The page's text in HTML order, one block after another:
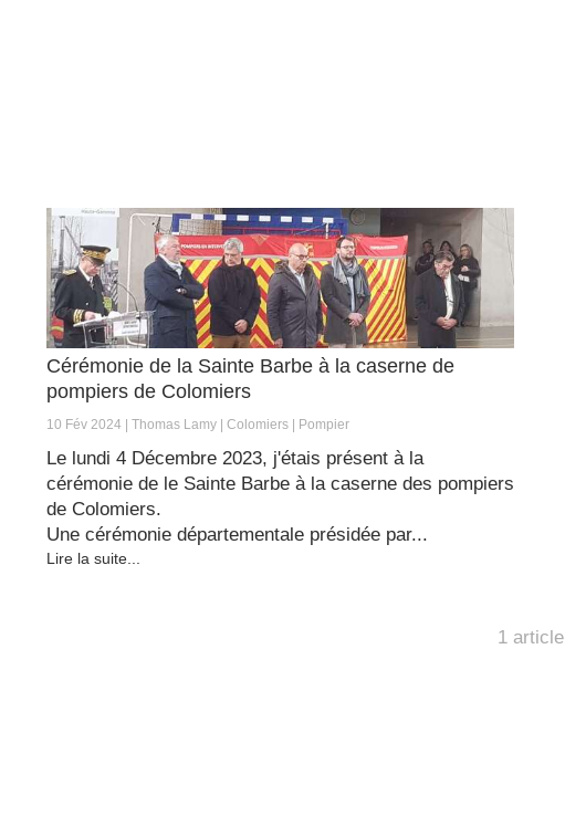
Cérémonie de la Sainte Barbe à la caserne de
pompiers de Colomiers
10 Fév 2024 Thomas Lamy Colomiers Pompier
Le lundi 4 Décembre 2023, j'étais présent à la
cérémonie de le Sainte Barbe à la caserne des pompiers
de Colomiers.
Une cérémonie départementale présidée par...
Lire la suite...
1 article